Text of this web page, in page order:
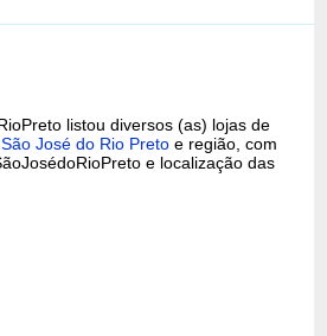
listou diversos (as) lojas de
José do Rio Preto e região, com
e localização das